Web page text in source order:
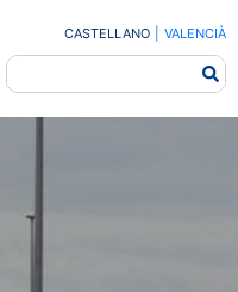
CASTELLANO VALENCIÀ